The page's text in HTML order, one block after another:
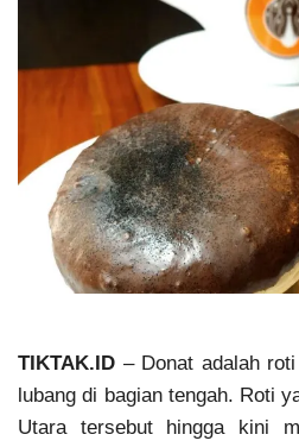
TIKTAK.ID – Donat adalah
lubang di bagian tengah. Roti
Utara tersebut hingga kini